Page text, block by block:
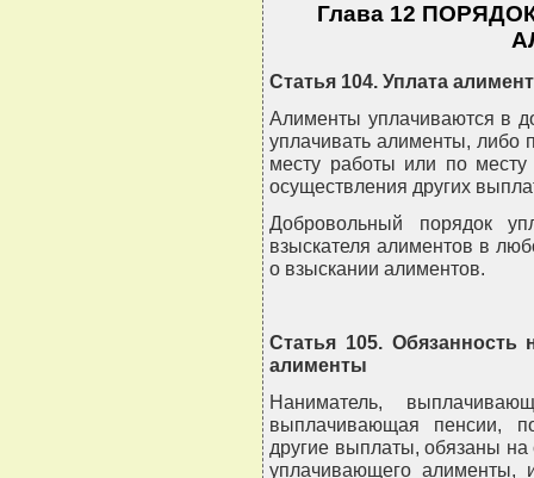
Глава 12
Статья 104. Уплата
Алименты уплачиваются в
уплачивать алименты, либо
месту работы или по месту
осуществления других
Добровольный порядок
взыскателя алиментов в
о взыскании алиментов.
Статья 105. Обязанность
алименты
Наниматель,
выплачивающая пенсии,
другие выплаты, обязаны
уплачивающего алименты,